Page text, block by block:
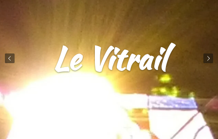
Le Vitrail